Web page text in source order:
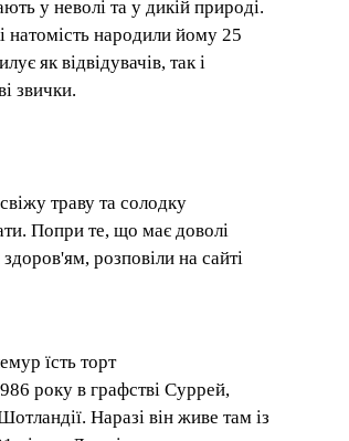
у неволі та у дикій природі.
натомість народили йому 25
як відвідувачів, так і
звички.
траву та солодку
Попри те, що має доволі
розповіли на сайті
їсть торт
року в графстві Суррей,
Наразі він живе там із